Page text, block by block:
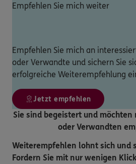
Empfehlen Sie mich weiter
Empfehlen Sie mich an
oder Verwandte und sichern Sie
erfolgreiche Weiterempfehlung
Jetzt empfehlen
Sie sind begeistert und möchten
oder Verwandten
Weiterempfehlen lohnt sich und
Fordern Sie mit nur wenigen